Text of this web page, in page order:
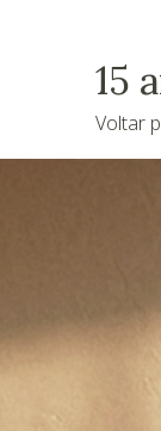
15
Voltar